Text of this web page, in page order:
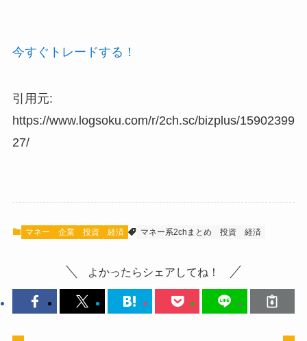
今すぐトレードする！
引用元:
https://www.logsoku.com/r/2ch.sc/bizplus/15902399
27/
マネー 企業 投資 経済 マネー系2chまとめ 投資 経済
よかったらシェアしてね！